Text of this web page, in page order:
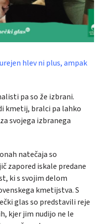
hlev ni plus, ampak
pa so že izbrani.
kmetij, bralci pa lahko
svojega izbranega
natečaja so
zapored iskale predane
ki s svojim delom
kmetijstva. S
glas so predstavili reje
kjer jim nudijo ne le